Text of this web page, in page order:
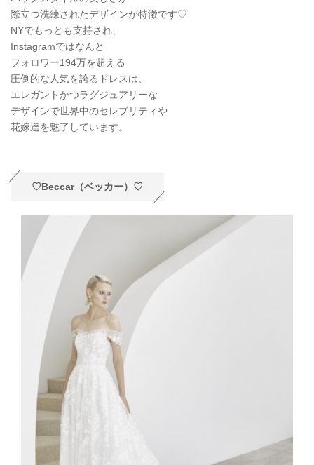
際立つ洗練されたデザインが特徴です♡
NYでもっとも支持され、
Instagramではなんと
フォロワー194万を超える
圧倒的な人気を誇るドレスは、
エレガントかつラグジュアリーな
デザインで世界中のセレブリティや
花嫁達を魅了しています。
♡Beccar（ベッカー）♡